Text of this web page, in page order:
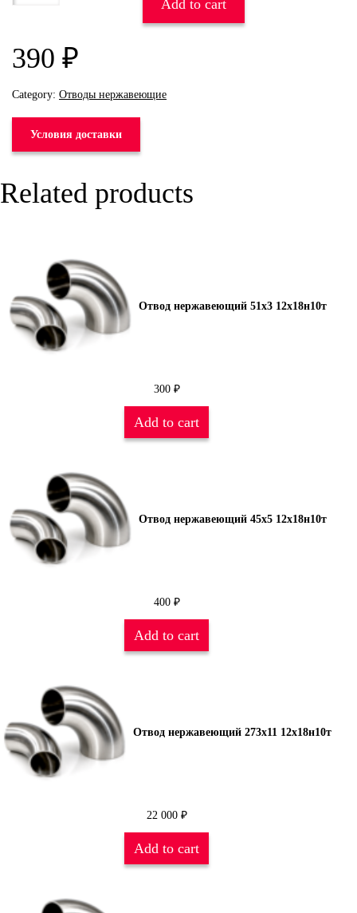
390 ₽
Add to cart
Category: Отводы нержавеющие
Условия доставки
Related products
Отвод нержавеющий 51х3 12х18н10т
300 ₽
Add to cart
Отвод нержавеющий 45х5 12х18н10т
400 ₽
Add to cart
Отвод нержавеющий 273х11 12х18н10т
22 000 ₽
Add to cart